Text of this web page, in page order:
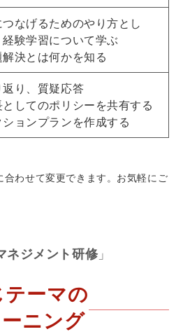
つなげるためのやり方とし
経験学習について学ぶ
解決とは何かを知る
り、質疑応答
してのポリシーを共有する
ションプランを作成する
わせて変更できます。お気軽にご
ネジメント研修」
テーマの
ニング